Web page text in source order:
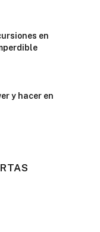
en
y hacer en